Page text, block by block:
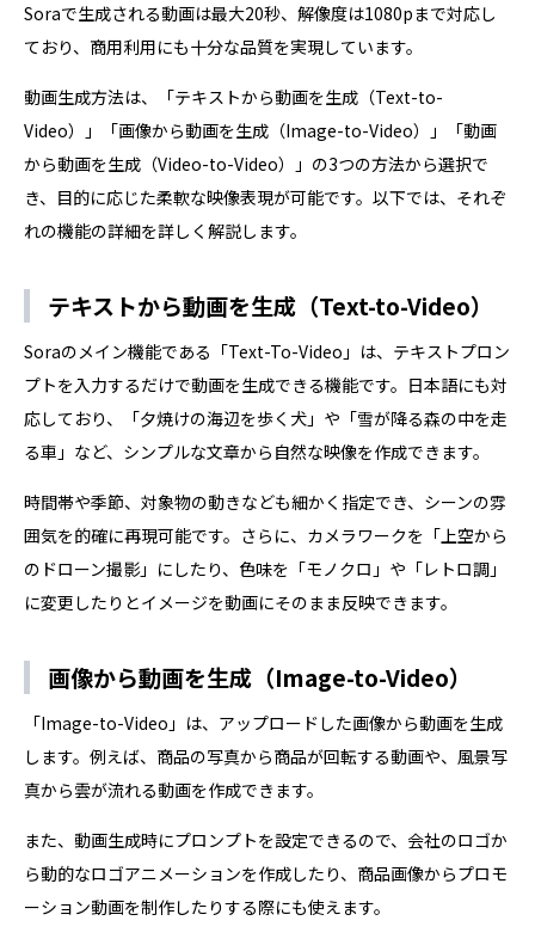
Soraで生成される動画は最大20秒、解像度は1080pまで対応し
ており、商用利用にも十分な品質を実現しています。
動画生成方法は、「テキストから動画を生成（Text-to-
Video）」「画像から動画を生成（Image-to-Video）」「動画
から動画を生成（Video-to-Video）」の3つの方法から選択で
き、目的に応じた柔軟な映像表現が可能です。以下では、それぞ
れの機能の詳細を詳しく解説します。
テキストから動画を生成（Text-to-Video）
Soraのメイン機能である「Text-To-Video」は、テキストプロン
プトを入力するだけで動画を生成できる機能です。日本語にも対
応しており、「夕焼けの海辺を歩く犬」や「雪が降る森の中を走
る車」など、シンプルな文章から自然な映像を作成できます。
時間帯や季節、対象物の動きなども細かく指定でき、シーンの雰
囲気を的確に再現可能です。さらに、カメラワークを「上空から
のドローン撮影」にしたり、色味を「モノクロ」や「レトロ調」
に変更したりとイメージを動画にそのまま反映できます。
画像から動画を生成（Image-to-Video）
「Image-to-Video」は、アップロードした画像から動画を生成
します。例えば、商品の写真から商品が回転する動画や、風景写
真から雲が流れる動画を作成できます。
また、動画生成時にプロンプトを設定できるので、会社のロゴか
ら動的なロゴアニメーションを作成したり、商品画像からプロモ
ーション動画を制作したりする際にも使えます。